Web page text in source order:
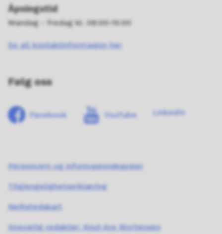
Åpningstid
Mandag - fredag kl. 08:00-15:00
Se all kontaktinformasjon her
Følg oss
Facebook YouTube LinkedIn
Personvern og informasjonskapsler
Tilgjengelighetserklæring
Nettstedskart
Ansvarlig redaktør: Knut Are Mortensen